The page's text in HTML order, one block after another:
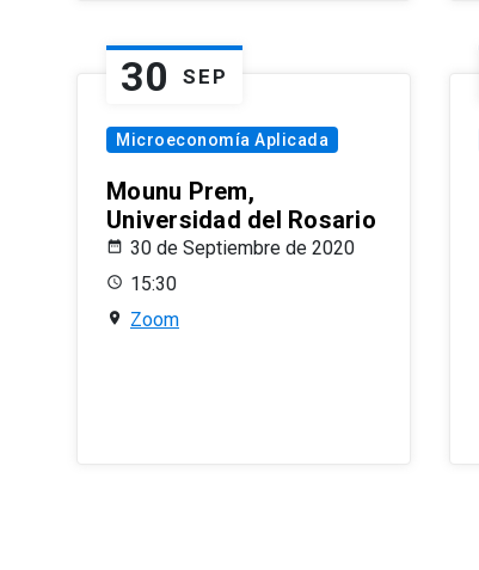
30 SEP
Microeconomía Aplicada
Mounu Prem,
Universidad del Rosario
30 de Septiembre de 2020
15:30
Zoom